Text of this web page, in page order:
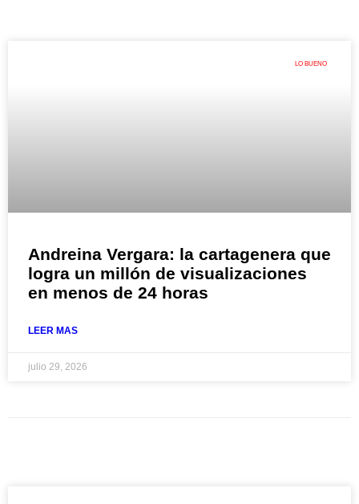
LO BUENO
Andreina Vergara: la cartagenera que
logra un millón de visualizaciones
en menos de 24 horas
LEER MAS
julio 29, 2026